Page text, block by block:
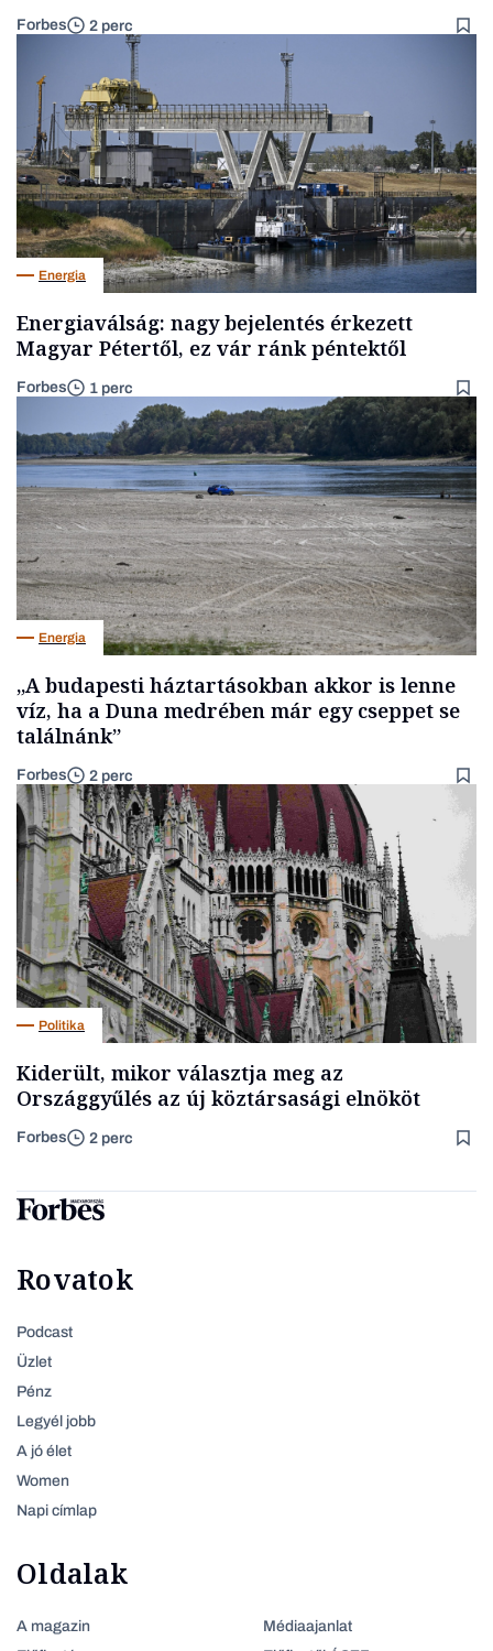
Forbes 2 perc
Energia
Energiaválság: nagy bejelentés érkezett
Magyar Pétertől, ez vár ránk péntektől
Forbes 1 perc
Energia
„A budapesti háztartásokban akkor is lenne
víz, ha a Duna medrében már egy cseppet se
találnánk”
Forbes 2 perc
Politika
Kiderült, mikor választja meg az
Országgyűlés az új köztársasági elnököt
Forbes 2 perc
Rovatok
Podcast
Üzlet
Pénz
Legyél jobb
A jó élet
Women
Napi címlap
Oldalak
A magazin
Médiaajanlat